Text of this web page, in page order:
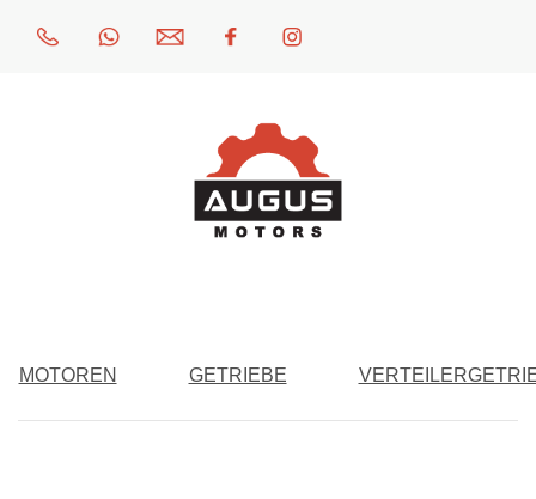
MOTOREN GETRIEBE